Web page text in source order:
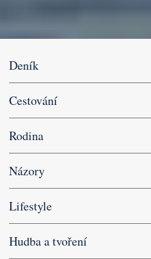
Deník
Cestování
Rodina
Názory
Lifestyle
Hudba a tvoření